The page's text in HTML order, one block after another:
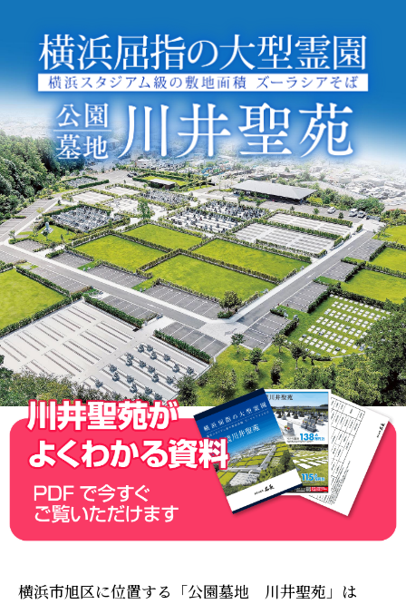
横浜市旭区に位置する「公園墓地 川井聖苑」は